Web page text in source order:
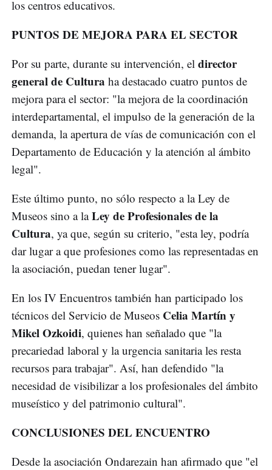
los centros educativos.
PUNTOS DE MEJORA PARA EL SECTOR
Por su parte, durante su intervención, el director
general de Cultura ha destacado cuatro puntos de
mejora para el sector: "la mejora de la coordinación
interdepartamental, el impulso de la generación de la
demanda, la apertura de vías de comunicación con el
Departamento de Educación y la atención al ámbito
legal".
Este último punto, no sólo respecto a la Ley de
Museos sino a laLey de Profesionales de la
Cultura, ya que, según su criterio, "esta ley, podría
dar lugar a que profesiones como las representadas en
la asociación, puedan tener lugar".
En los IV Encuentros también han participado los
técnicos del Servicio de Museos Celia Martín y
Mikel Ozkoidi, quienes han señalado que "la
precariedad laboral y la urgencia sanitaria les resta
recursos para trabajar". Así, han defendido "la
necesidad de visibilizar a los profesionales del ámbito
museístico y del patrimonio cultural".
CONCLUSIONES DEL ENCUENTRO
Desde la asociación Ondarezain han afirmado que "el